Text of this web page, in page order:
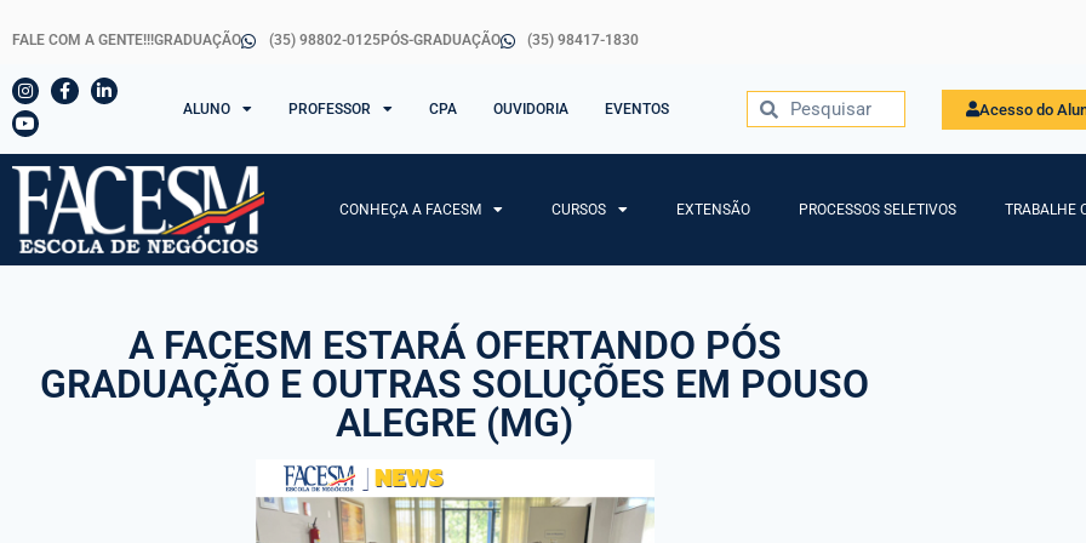
FALE COM A GENTE!!!GRADUAÇÃO (35) 98802-0125PÓS-GRADUAÇÃO (35) 98417-1830
ALUNO PROFESSOR CPA OUVIDORIA EVENTOS Acesso do
CONHEÇA A FACESM CURSOS EXTENSÃO PROCESSOS SELETIVOS TRABALHE
A FACESM ESTARÁ OFERTANDO PÓS
GRADUAÇÃO E OUTRAS SOLUÇÕES EM POUSO
ALEGRE (MG)